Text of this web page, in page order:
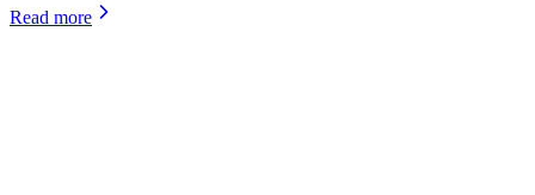
Read more